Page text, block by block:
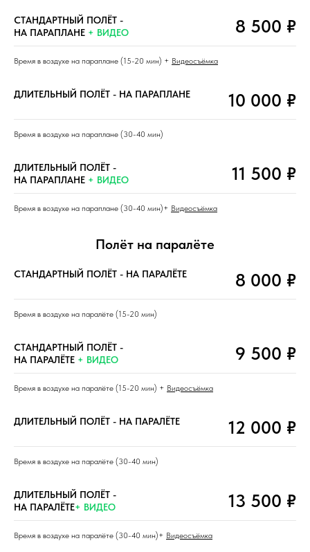
СТАНДАРТНЫЙ ПОЛЁТ -
НА ПАРАПЛАНЕ + ВИДЕО 8 500 ₽
Время в воздухе на параплане (15-20 мин) + Видеосъёмка
ДЛИТЕЛЬНЫЙ ПОЛЁТ - НА ПАРАПЛАНЕ 10 000 ₽
Время в воздухе на параплане (30-40 мин)
ДЛИТЕЛЬНЫЙ ПОЛЁТ -
НА ПАРАПЛАНЕ + ВИДЕО 11 500 ₽
Время в воздухе на параплане (30-40 мин)+ Видеосъёмка
Полёт на паралёте
СТАНДАРТНЫЙ ПОЛЁТ - НА ПАРАЛЁТЕ 8 000 ₽
Время в воздухе на паралёте (15-20 мин)
СТАНДАРТНЫЙ ПОЛЁТ -
НА ПАРАЛЁТЕ + ВИДЕО 9 500 ₽
Время в воздухе на паралёте (15-20 мин) + Видеосъёмка
ДЛИТЕЛЬНЫЙ ПОЛЁТ - НА ПАРАЛЁТЕ 12 000 ₽
Время в воздухе на паралёте (30-40 мин)
ДЛИТЕЛЬНЫЙ ПОЛЁТ -
НА ПАРАЛЁТЕ+ ВИДЕО 13 500 ₽
Время в воздухе на паралёте (30-40 мин)+ Видеосъёмка